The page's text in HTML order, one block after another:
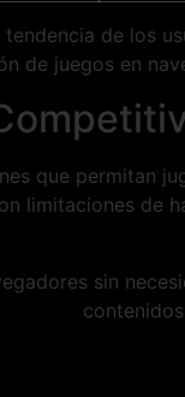
de los
de juegos en
que permitan
limitaciones de
sin